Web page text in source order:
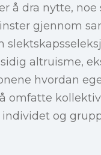
å dra nytte, noe
gjennom
altruisme,
hvordan
omfatte kollektiv
og